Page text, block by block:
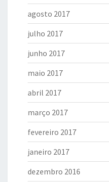
agosto 2017
julho 2017
junho 2017
maio 2017
abril 2017
março 2017
fevereiro 2017
janeiro 2017
dezembro 2016